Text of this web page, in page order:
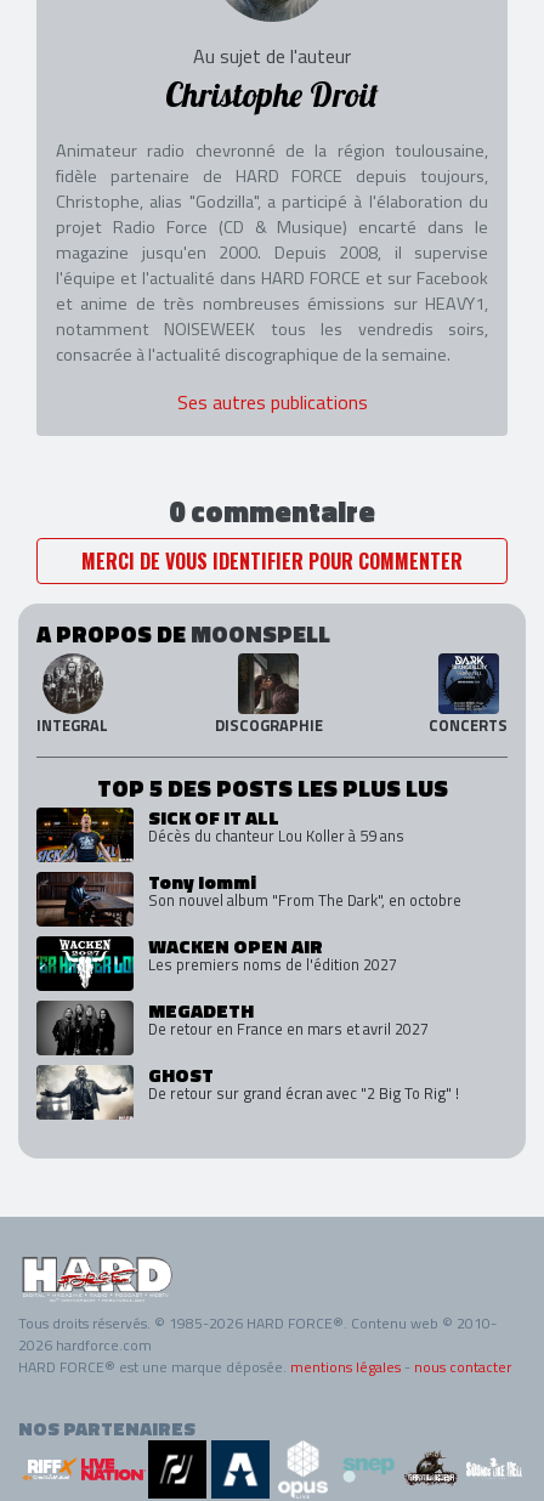
Au sujet de l'auteur
Christophe Droit
Animateur radio chevronné de la région toulousaine,
fidèle partenaire de HARD FORCE depuis toujours,
Christophe, alias "Godzilla", a participé à l'élaboration du
projet Radio Force (CD & Musique) encarté dans le
magazine jusqu'en 2000. Depuis 2008, il supervise
l'équipe et l'actualité dans HARD FORCE et sur Facebook
et anime de très nombreuses émissions sur HEAVY1,
notamment NOISEWEEK tous les vendredis soirs,
consacrée à l'actualité discographique de la semaine.
Ses autres publications
0 commentaire
MERCI DE VOUS IDENTIFIER POUR COMMENTER
A PROPOS DEMOONSPELL
INTEGRAL DISCOGRAPHIE CONCERTS
TOP 5 DES POSTS LES PLUS LUS
SICK OF IT ALL
Décès du chanteur Lou Koller à 59 ans
Tony Iommi
Son nouvel album "From The Dark", en octobre
WACKEN OPEN AIR
Les premiers noms de l'édition 2027
MEGADETH
De retour en France en mars et avril 2027
GHOST
De retour sur grand écran avec "2 Big To Rig" !
Tous droits réservés. © 1985-2026 HARD FORCE®. Contenu web © 2010-
2026 hardforce.com
HARD FORCE® est une marque déposée. mentions légales - nous contacter
NOS PARTENAIRES